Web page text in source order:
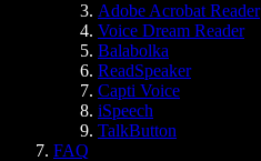
Adobe Acrobat Reader
Voice Dream Reader
Balabolka
ReadSpeaker
Capti Voice
iSpeech
TalkButton
FAQ